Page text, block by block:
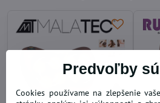
Predvoľby
Cookies používame na zlepšenie